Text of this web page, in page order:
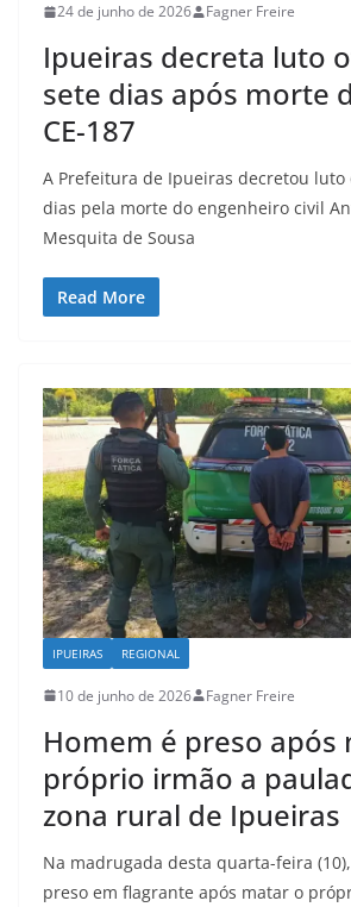
24 de junho de 2026 Fagner Freire
Ipueiras decreta luto
sete dias após morte
CE-187
A Prefeitura de Ipueiras decretou luto
dias pela morte do engenheiro civil
Mesquita de Sousa
Read More
IPUEIRAS REGIONAL
10 de junho de 2026 Fagner Freire
Homem é preso após
próprio irmão a
zona rural de Ipueiras
Na madrugada desta quarta-feira
preso em flagrante após matar o